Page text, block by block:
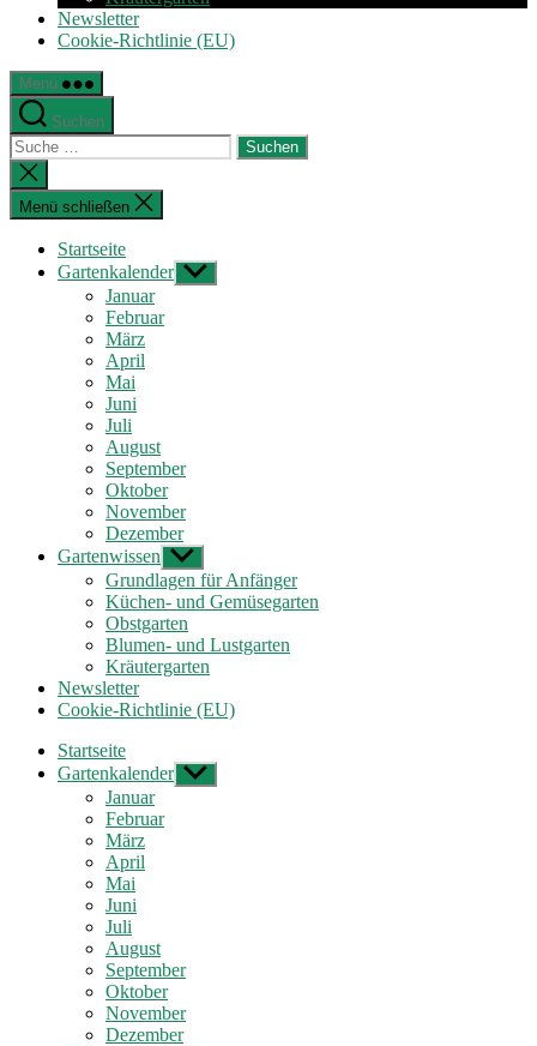
Newsletter
Cookie-Richtlinie (EU)
Menü
Suchen
Suche
nach:
Suche
schließen
Menü schließen
Startseite
Gartenkalender Untermenü
anzeigen
Januar
Februar
März
April
Mai
Juni
Juli
August
September
Oktober
November
Dezember
Gartenwissen Untermenü
anzeigen
Grundlagen für Anfänger
Küchen- und Gemüsegarten
Obstgarten
Blumen- und Lustgarten
Kräutergarten
Newsletter
Cookie-Richtlinie (EU)
Startseite
Gartenkalender Untermenü
anzeigen
Januar
Februar
März
April
Mai
Juni
Juli
August
September
Oktober
November
Dezember